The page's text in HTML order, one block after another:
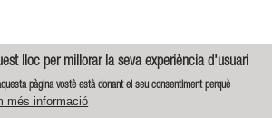
lloc per millorar la seva experiència d'usuari
pàgina vostè està donant el seu consentiment perquè
més informació